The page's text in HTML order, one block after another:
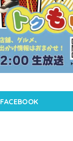
FACEBOOK